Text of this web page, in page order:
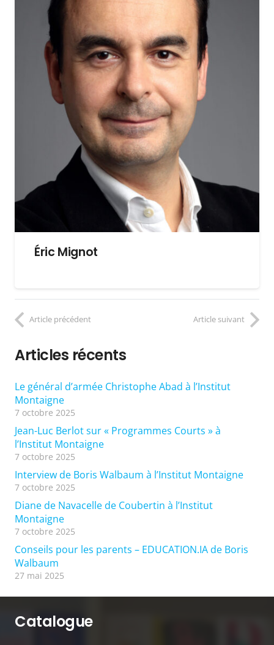
Éric Mignot
Article précédent Article suivant
Articles récents
Le général d’armée Christophe Abad à l’Institut
Montaigne
7 octobre 2025
Jean-Luc Berlot sur « Programmes Courts » à
l’Institut Montaigne
7 octobre 2025
Interview de Boris Walbaum à l’Institut Montaigne
7 octobre 2025
Diane de Navacelle de Coubertin à l’Institut
Montaigne
7 octobre 2025
Conseils pour les parents – EDUCATION.IA de Boris
Walbaum
27 mai 2025
Catalogue